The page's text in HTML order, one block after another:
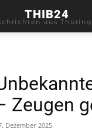
THIB24
aus
Zeugen
Dezember 2025